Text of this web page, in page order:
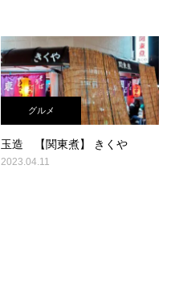
グルメ
玉造 【関東煮】 きくや
2023.04.11